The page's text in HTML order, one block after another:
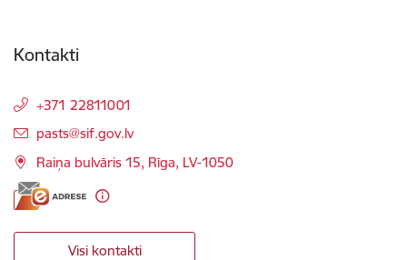
Kontakti
+371 22811001
E-pasts:
pasts@sif.gov.lv
Raiņa bulvāris 15, Rīga, LV-1050
Visi kontakti